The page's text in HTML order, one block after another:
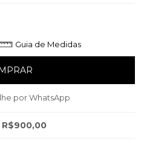
Guia de Medidas
por WhatsApp
R$900,00